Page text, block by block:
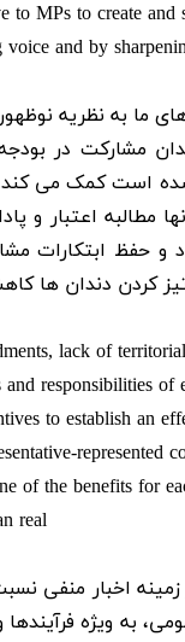
to MPs to create and
and by
های ما به نظریه
مشارکت در
است کمک می کند،
مطالبه اعتبار و
و حفظ ابتکارات
کردن دندان ها
lack of
responsibilities of
to establish an
represented
of the benefits for
real
زمینه اخبار منفی
به ویژه